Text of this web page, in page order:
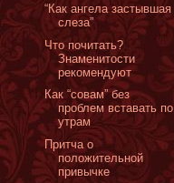
“Как ангела застывшая
слеза”
Что почитать?
Знаменитости
рекомендуют
Как “совам” без
проблем вставать по
утрам
Притча о
положительной
привычке